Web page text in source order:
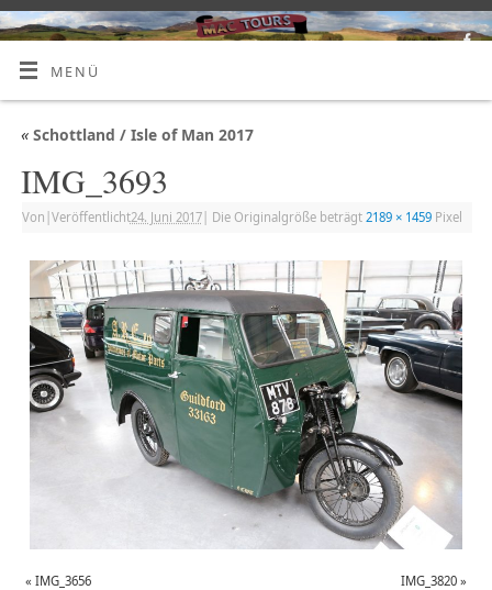
MENÜ
«Schottland / Isle of Man 2017
IMG_3693
Von Veröffentlicht24. Juni 2017| Die Originalgröße beträgt 2189 × 1459Pixel
« IMG_3656 IMG_3820 »